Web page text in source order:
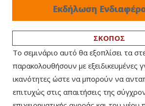
Εκδήλωση
ΣΚΟΠΟΣ
Το σεμινάριο αυτό θα εξοπλίσει τα
παρακολουθήσουν με εξειδικευμένες
ικανότητες ώστε να μπορούν να
επιτυχώς στις απαιτήσεις της